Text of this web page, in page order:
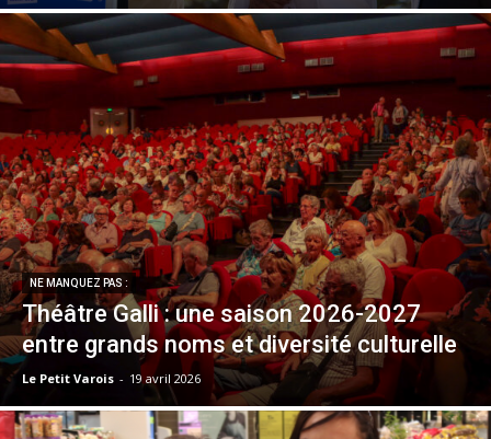
NE MANQUEZ PAS :
Théâtre Galli : une saison 2026-2027
entre grands noms et diversité culturelle
Le Petit Varois - 19 avril 2026